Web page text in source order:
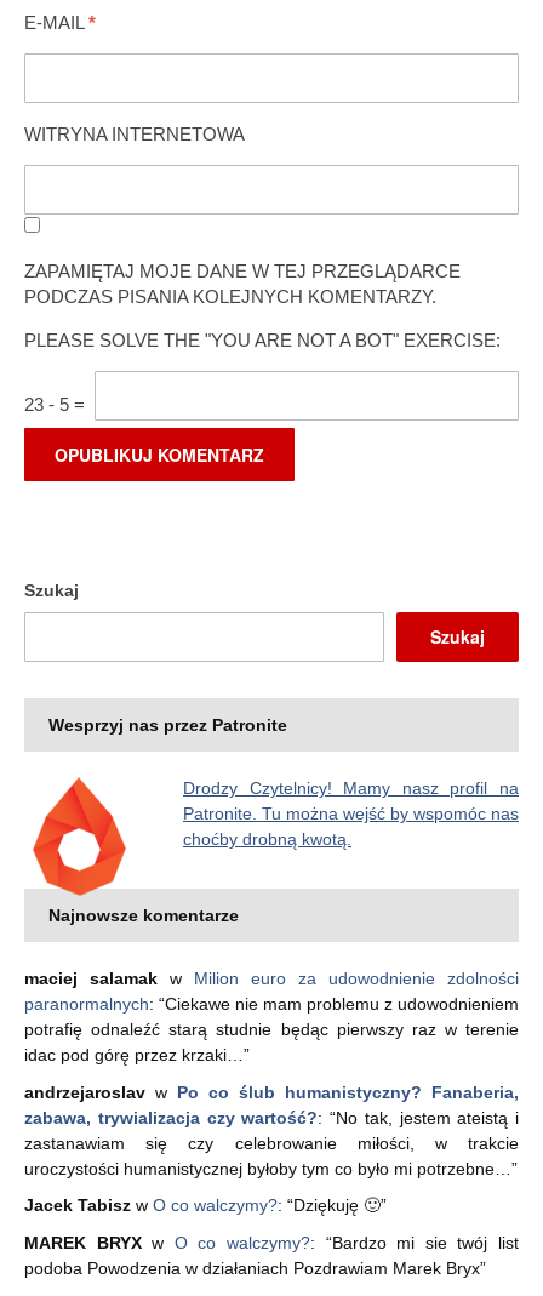
E-MAIL *
WITRYNA INTERNETOWA
ZAPAMIĘTAJ MOJE DANE W TEJ PRZEGLĄDARCE
PODCZAS PISANIA KOLEJNYCH KOMENTARZY.
PLEASE SOLVE THE "YOU ARE NOT A BOT" EXERCISE:
23 - 5 =
Szukaj
Szukaj
Wesprzyj nas przez Patronite
Drodzy Czytelnicy! Mamy nasz profil na
Patronite. Tu można wejść by wspomóc nas
choćby drobną kwotą.
Najnowsze komentarze
maciej salamak w Milion euro za udowodnienie zdolności
paranormalnych: “Ciekawe nie mam problemu z udowodnieniem
potrafię odnaleźć starą studnie będąc pierwszy raz w terenie
idac pod górę przez krzaki… ”
andrzejaroslav w Po co ślub humanistyczny? Fanaberia,
zabawa, trywializacja czy wartość?: “No tak, jestem ateistą i
zastanawiam się czy celebrowanie miłości, w trakcie
uroczystości humanistycznej byłoby tym co było mi potrzebne… ”
Jacek Tabisz w O co walczymy?: “Dziękuję 🙂”
MAREK BRYXw O co walczymy?: “Bardzo mi sie twój list
podoba Powodzenia w działaniach Pozdrawiam Marek Bryx”